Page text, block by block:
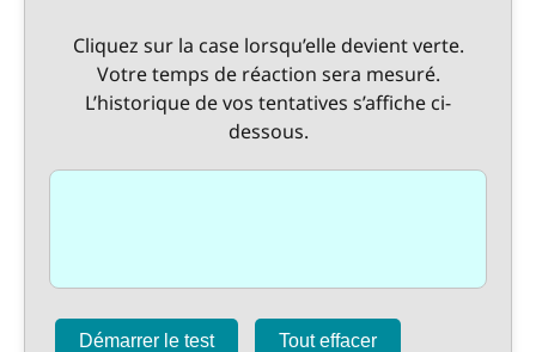
Cliquez sur la case lorsqu’elle devient verte.
Votre temps de réaction sera mesuré.
L’historique de vos tentatives s’affiche ci-
dessous.
Démarrer le test Tout effacer